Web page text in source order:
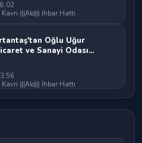
(((Alo))) İhbar Hattı
Oğlu Uğur
ve Sanayi Odası
Oğlum"
(((Alo))) İhbar Hattı